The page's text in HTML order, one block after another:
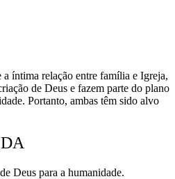
íntima relação entre família e Igreja,
de Deus e fazem parte do plano
Portanto, ambas têm sido alvo
Deus para a humanidade.